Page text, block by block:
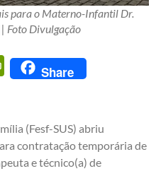
para o Materno-Infantil Dr.
Foto Divulgação
PrintFriendly
Share
(Fesf-SUS) abriu
contratação temporária de
e técnico(a) de